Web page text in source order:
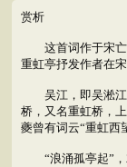
赏析
这首词作于宋亡
重虹亭抒发作者在
吴江，即吴淞江
桥，又名重虹桥，
夔曾有词云“重虹西
“浪涌孤亭起”，